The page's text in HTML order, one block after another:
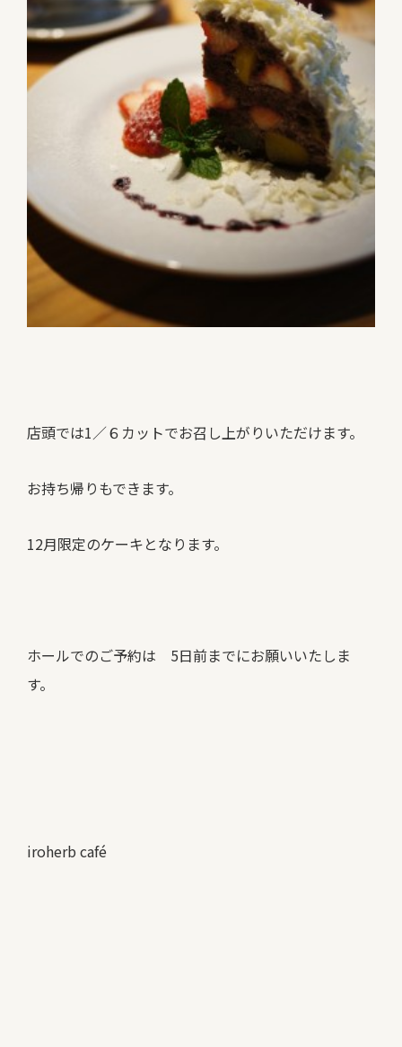
店頭では1／６カットでお召し上がりいただけます。
お持ち帰りもできます。
12月限定のケーキとなります。
ホールでのご予約は 5日前までにお願いいたしま
す。
iroherb café